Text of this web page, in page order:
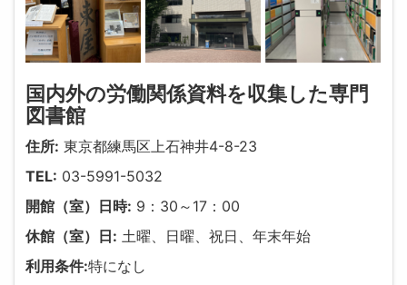
国内外の労働関係資料を収集した専門
図書館
住所: 東京都練馬区上石神井4-8-23
TEL: 03-5991-5032
開館（室）日時: 9：30～17：00
休館（室）日: 土曜、日曜、祝日、年末年始
利用条件:特になし